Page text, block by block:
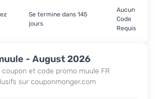
- August 2026
et code promo muule FR
sur couponmonger.com
Se termine dans 145
jours
Aucun
Code
Requis